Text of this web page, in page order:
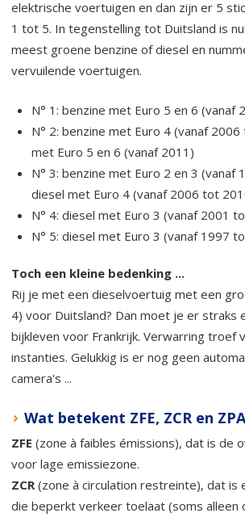
elektrische voertuigen en dan zijn er 5
1 tot 5. In tegenstelling tot Duitsland is
meest groene benzine of diesel en
vervuilende voertuigen.
N° 1: benzine met Euro 5 en 6 (vanaf
N° 2: benzine met Euro 4 (vanaf
met Euro 5 en 6 (vanaf 2011)
N° 3: benzine met Euro 2 en 3 (vanaf
diesel met Euro 4 (vanaf 2006 tot
N° 4: diesel met Euro 3 (vanaf 2001
N° 5: diesel met Euro 3 (vanaf 1997
Toch een kleine bedenking ...
Rij je met een dieselvoertuig met een
4) voor Duitsland? Dan moet je er straks
bijkleven voor Frankrijk. Verwarring troef
instanties. Gelukkig is er nog geen
camera's ...
Wat betekent ZFE, ZCR en
ZFE (zone à faibles émissions), dat is de
voor lage emissiezone.
ZCR (zone à circulation restreinte), dat is
die beperkt verkeer toelaat (soms alleen